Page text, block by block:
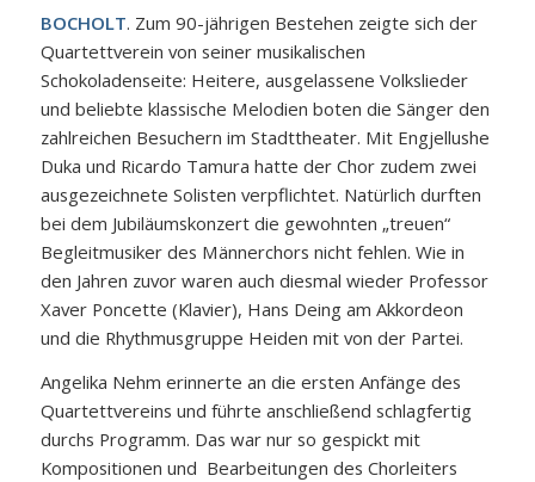
BOCHOLT. Zum 90-jährigen Bestehen zeigte sich der
Quartettverein von seiner musikalischen
Schokoladenseite: Heitere, ausgelassene Volkslieder
und beliebte klassische Melodien boten die Sänger den
zahlreichen Besuchern im Stadttheater. Mit Engjellushe
Duka und Ricardo Tamura hatte der Chor zudem zwei
ausgezeichnete Solisten verpflichtet. Natürlich durften
bei dem Jubiläumskonzert die gewohnten „treuen“
Begleitmusiker des Männerchors nicht fehlen. Wie in
den Jahren zuvor waren auch diesmal wieder Professor
Xaver Poncette (Klavier), Hans Deing am Akkordeon
und die Rhythmusgruppe Heiden mit von der Partei.
Angelika Nehm erinnerte an die ersten Anfänge des
Quartettvereins und führte anschließend schlagfertig
durchs Programm. Das war nur so gespickt mit
Kompositionen und Bearbeitungen des Chorleiters